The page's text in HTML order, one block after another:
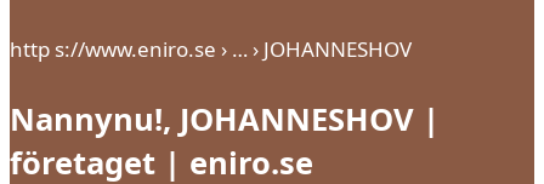
http s://www.eniro.se › … › JOHANNESHOV
Nannynu!, JOHANNESHOV |
företaget | eniro.se